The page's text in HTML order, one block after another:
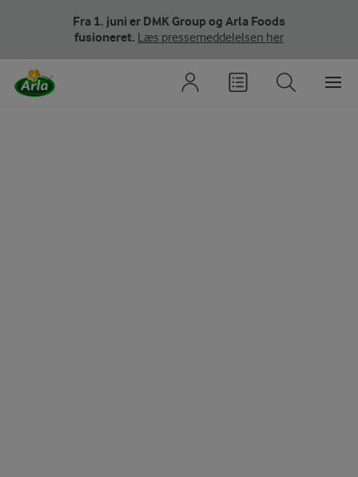
Fra 1. juni er DMK Group og Arla Foods
fusioneret. Læs pressemeddelelsen her